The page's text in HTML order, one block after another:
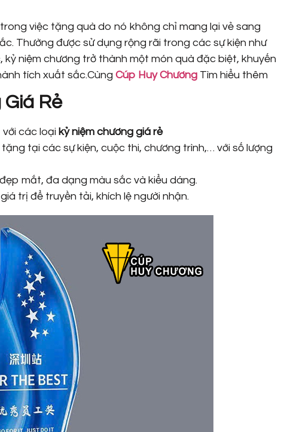
việc tặng quà do nó không chỉ mang lại vẻ sang
Thường được sử dụng rộng rãi trong các sự kiện như
niệm chương trở thành một món quà đặc biệt, khuyến
tích xuất sắc.Cùng Cúp Huy Chương Tìm hiểu thêm
Rẻ
các loại kỷ niệm chương giá rẻ
tại các sự kiện, cuộc thi, chương trình,… với số lượng
mắt, đa dạng màu sắc và kiểu dáng.
trị để truyền tải, khích lệ người nhận.